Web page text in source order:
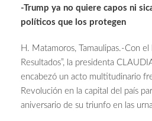
-Trump ya no quiere capos ni
políticos que los protegen
H. Matamoros, Tamaulipas.-Con
Resultados”, la presidenta
encabezó un acto multitudinario
Revolución en la capital del país
aniversario de su triunfo en las